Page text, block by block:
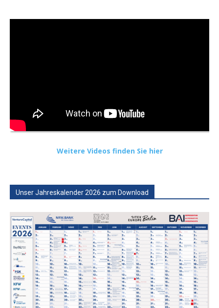
Weitere Videos finden Sie hier
Unser Jahreskalender 2026 zum Download